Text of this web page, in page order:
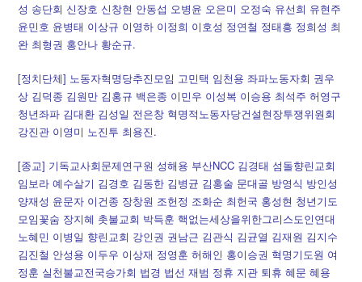
성 송단회 신장호 신창현 안동섭 오병윤 오은미 오정숙 유선희 유현주
윤민호 윤병태 이상규 이영하 이정희 이호성 정연철 정태흥 정희성 최
완 최형권 홍안나 황순규.
[정치단체] 노동자혁명당추진모임 고민택 임천용 좌파노동자회 권우
상 김덕종 김원만 김홍규 백은종 이민우 이성복 이승용 최석주 허영구
청년좌파 김대환 김성일 전은창 혁명적노동자당건설현장투쟁위원회
강진관 이영미 노진투 최용진.
[종교] 기독교사회문제연구원 성해용 부산NCC 김경태 섬돌향린교회
임보라 예수살기 김경호 김동한 김병균 김홍술 문대골 방영식 방인성
양재성 윤문자 이건종 장창원 조헌정 조화순 최헌국 홍성현 청년기도
모임꽃숨 장지혜 촛불교회 박득훈 핵없는세상을위한그리스도인연대
노혜민 이병일 향린교회 강인권 권남근 김관식 김균열 김재원 김지수
김진철 안성용 이두우 이상재 정영훈 허해인 홍이승권 혁명기도원 여
정훈 실천불교전국승가회 법경 법선 재범 정휴 지관 퇴휴 혜문 혜용